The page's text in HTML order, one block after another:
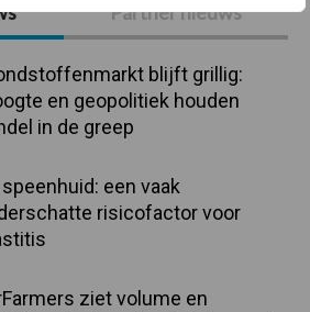
Partner nieuws
blijft grillig:
en geopolitiek houden
in de greep
speenhuid: een vaak
risicofactor voor
ziet volume en